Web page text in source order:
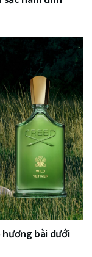
bài dưới